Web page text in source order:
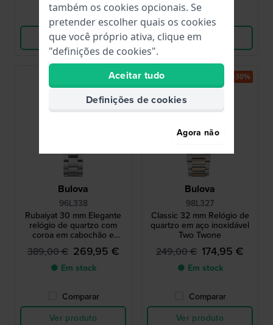
Comparar
Ver produto
Comparar
Ver produto
Bulova
96L338
Rubaiyat 30 mm Elegante
relógio de quartzo com
coroa em cabochão e
mostrador Madrepérola
389,00 € 269,95 €
● Em stock
Comparar
Ver produto
-30%
Bulova
98L327
Classic 32 mm Relógio de
quartzo em aço inoxidável
Two Twone
249,00 € 174,95 €
● Em stock
Comparar
Ver produto
-30%
também os cookies opcionais. Se
pretender escolher quais os cookies
que você próprio ativa, clique em
"definições de cookies".
Aceitar tudo
Definições de cookies
Agora não